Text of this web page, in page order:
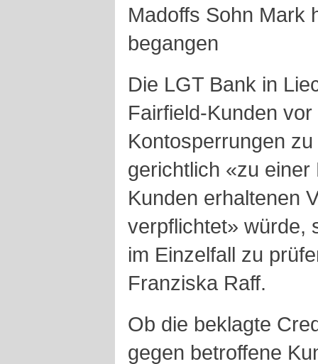
Madoffs Sohn Mark
begangen
Die LGT Bank in
Fairfield-Kunden
Kontosperrungen
gerichtlich «zu
Kunden erhaltenen
verpflichtet» würde,
im Einzelfall zu
Franziska Raff.
Ob die beklagte
gegen betroffene